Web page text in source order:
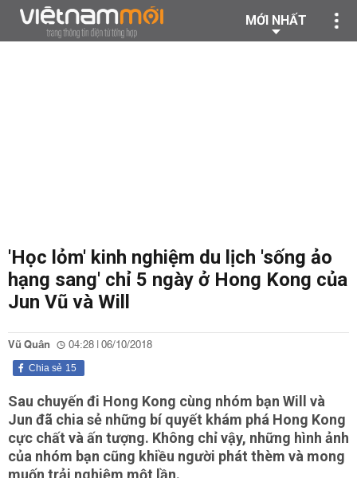
MỚI NHẤT
'Học lỏm' kinh nghiệm du lịch 'sống ảo
hạng sang' chỉ 5 ngày ở Hong Kong của
Jun Vũ và Will
Vũ Quân 04:28 | 06/10/2018
15
Chia sẻ
Sau chuyến đi Hong Kong cùng nhóm bạn Will và
Jun đã chia sẻ những bí quyết khám phá Hong Kong
cực chất và ấn tượng. Không chỉ vậy, những hình ảnh
của nhóm bạn cũng khiều người phát thèm và mong
muốn trải nghiệm một lần.